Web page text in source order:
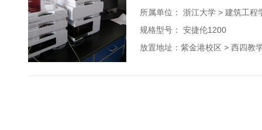
所属单位： 浙江大学 > 建筑工程
规格型号： 安捷伦1200
放置地址：紫金港校区 > 西四教